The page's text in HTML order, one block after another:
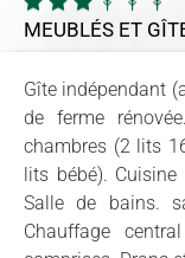
MEUBLÉS ET
Gîte indépendant
de ferme
chambres (2 lits
lits bébé). Cuisine
Salle de bains.
Chauffage